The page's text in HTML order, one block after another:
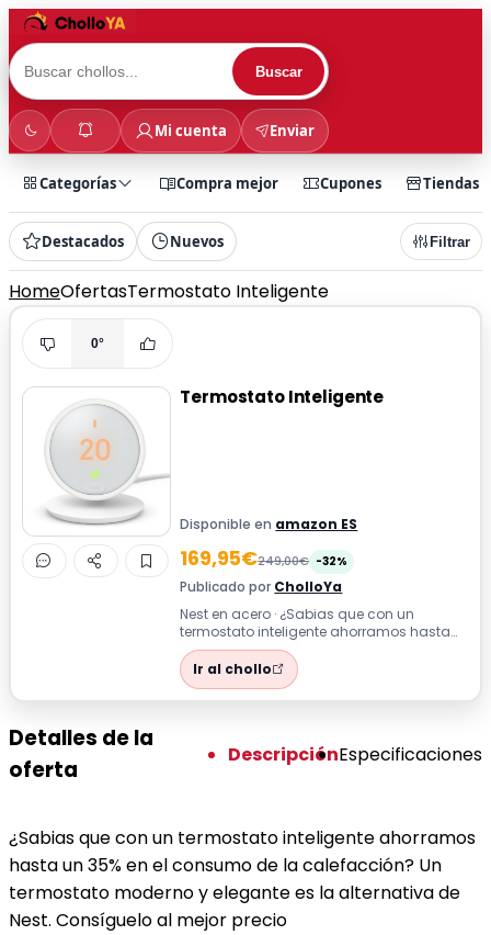
Buscar
Mi cuenta Enviar
Categorías Compra mejor Cupones Tiendas
Destacados Nuevos Filtrar
HomeOfertasTermostato Inteligente
0°
Termostato Inteligente
Disponible en amazon ES
169,95€249,00€ -32%
Publicado por CholloYa
Nest en acero · ¿Sabias que con un
termostato inteligente ahorramos hasta
un 35% en el consumo de la calefacción?
Un...Ir al chollo
Detalles de la
oferta
DescripciónEspecificaciones
¿Sabias que con un termostato inteligente ahorramos
hasta un 35% en el consumo de la calefacción? Un
termostato moderno y elegante es la alternativa de
Nest. Consíguelo al mejor precio